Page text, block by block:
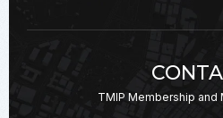
TMIP Membership and